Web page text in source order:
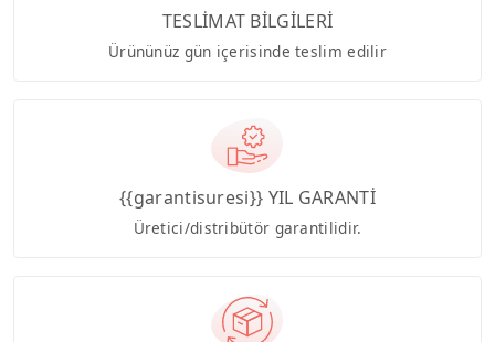
TESLİMAT BİLGİLERİ
Ürününüz gün içerisinde teslim edilir
{{garantisuresi}} YIL GARANTİ
Üretici/distribütör garantilidir.